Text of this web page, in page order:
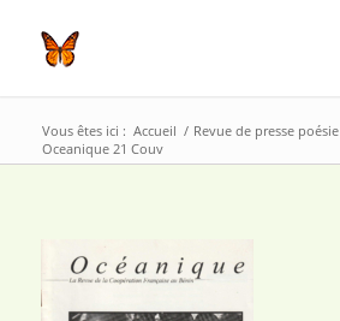
Vous êtes ici : Accueil / Revue de presse poésie
Oceanique 21 Couv